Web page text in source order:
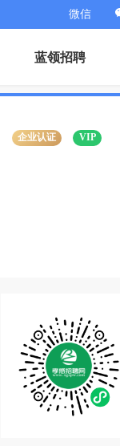
微信
蓝领招聘
企业认证 VIP